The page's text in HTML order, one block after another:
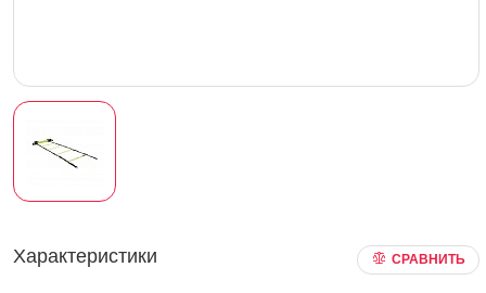
Характеристики СРАВНИТЬ